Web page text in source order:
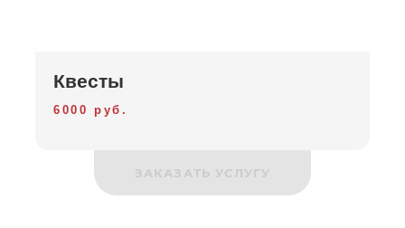
Квесты
6000 руб.
ЗАКАЗАТЬ УСЛУГУ